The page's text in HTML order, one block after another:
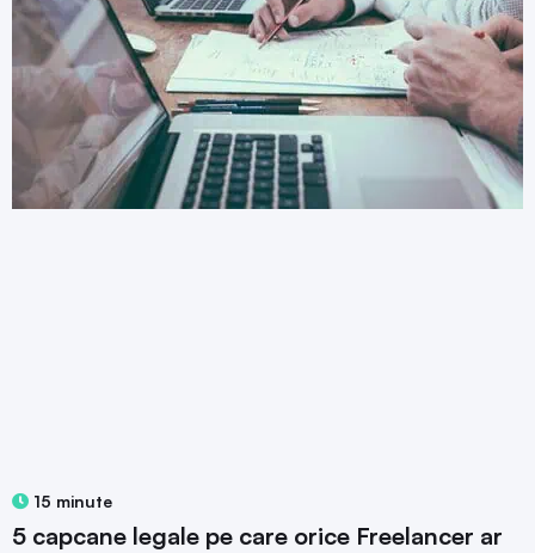
15 minute
5 capcane legale pe care orice Freelancer ar